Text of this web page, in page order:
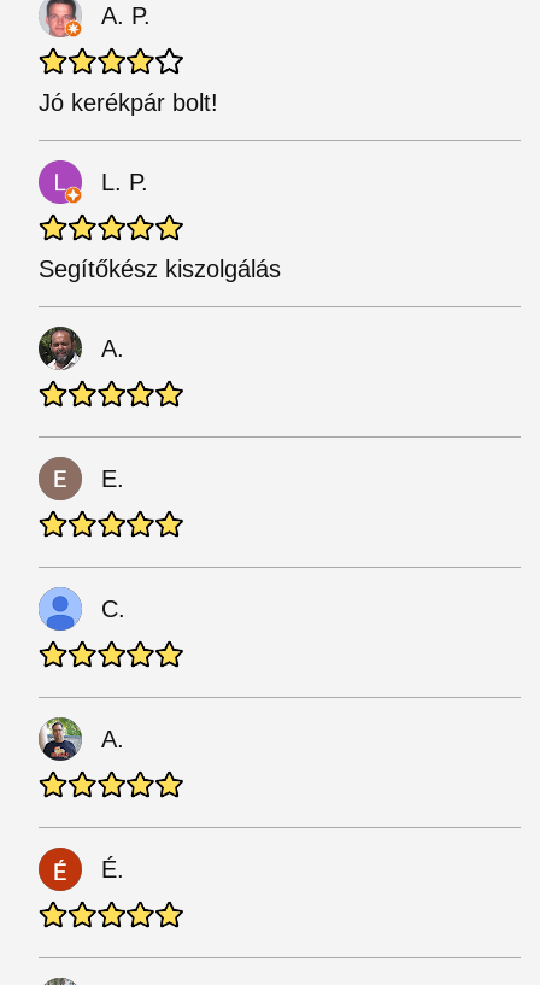
A. P.
Jó kerékpár bolt!
L. P.
Segítőkész kiszolgálás
A.
E.
C.
A.
É.